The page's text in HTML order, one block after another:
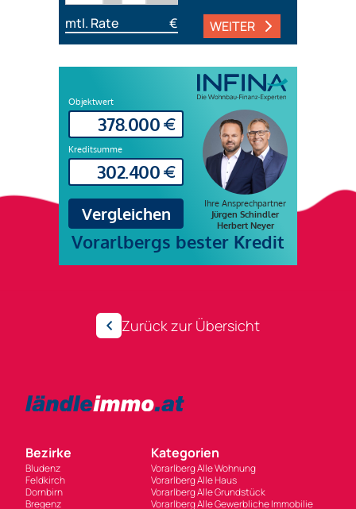
mtl. Rate € WEITER
Zurück zur Übersicht
Bezirke
Bludenz
Feldkirch
Dornbirn
Bregenz
Kategorien
Vorarlberg Alle Wohnung
Vorarlberg Alle Haus
Vorarlberg Alle Grundstück
Vorarlberg Alle Gewerbliche Immobilie